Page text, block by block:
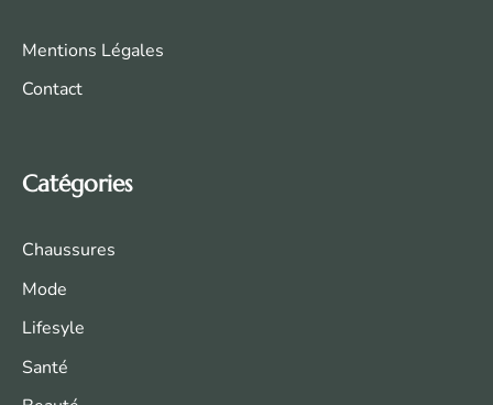
Mentions Légales
Contact
Catégories
Chaussures
Mode
Lifesyle
Santé